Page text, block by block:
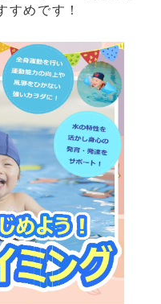
すめです！